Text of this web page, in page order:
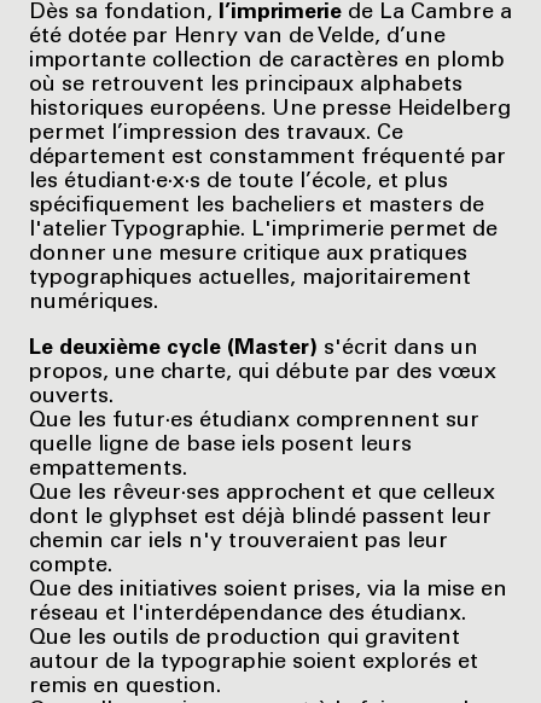
Dès sa fondation, l’imprimerie de La Cambre a
été dotée par Henry van de Velde, d’une
importante collection de caractères en plomb
où se retrouvent les principaux alphabets
historiques européens. Une presse Heidelberg
permet l’impression des travaux. Ce
département est constamment fréquenté par
les étudiant·e·x·s de toute l’école, et plus
spécifiquement les bacheliers et masters de
l'atelier Typographie. L'imprimerie permet de
donner une mesure critique aux pratiques
typographiques actuelles, majoritairement
numériques.
Le deuxième cycle (Master) s'écrit dans un
propos, une charte, qui débute par des vœux
ouverts.
Que les futur·es étudianx comprennent sur
quelle ligne de base iels posent leurs
empattements.
Que les rêveur·ses approchent et que celleux
dont le glyphset est déjà blindé passent leur
chemin car iels n'y trouveraient pas leur
compte.
Que des initiatives soient prises, via la mise en
réseau et l'interdépendance des étudianx.
Que les outils de production qui gravitent
autour de la typographie soient explorés et
remis en question.